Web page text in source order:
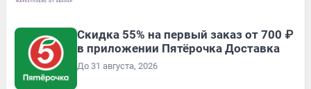
Скидка 55% на первый заказ от 700 ₽
в приложении Пятёрочка Доставка
До 31 августа, 2026